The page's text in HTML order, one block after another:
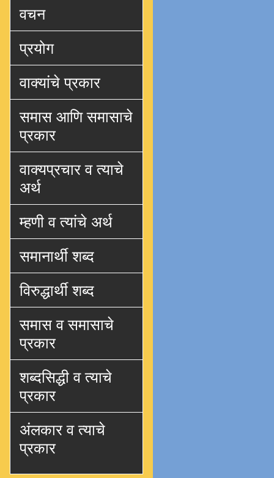
वचन
प्रयोग
वाक्यांचे प्रकार
समास आणि समासाचे
प्रकार
वाक्यप्रचार व त्याचे
अर्थ
म्हणी व त्यांचे अर्थ
समानार्थी शब्द
विरुद्धार्थी शब्द
समास व समासाचे
प्रकार
शब्दसिद्धी व त्याचे
प्रकार
अंलकार व त्याचे
प्रकार